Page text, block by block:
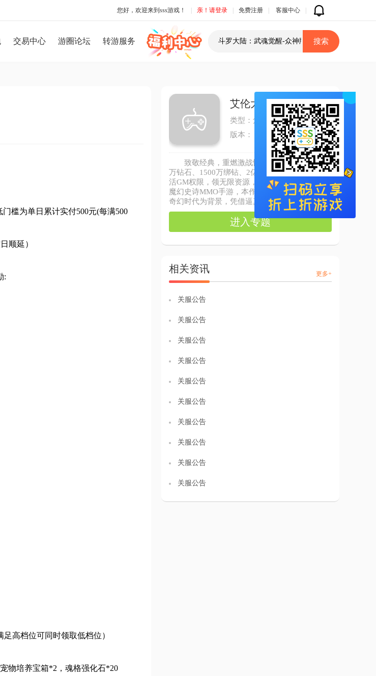
您好，欢迎来到sss游戏！ 亲！请登录 免费注册 客服中心
交易中心 游圈论坛 转游服务
槛为单日累计实付500元(每满500
顺延）
:
高档位可同时领取低档位）
物培养宝箱*2，魂格强化石*20
艾伦大陆（0.05折暗夜传说）
类型：角色扮演
版本：
致敬经典，重燃激战情怀！上线满V，1500
万钻石、1500万绑钻、2亿银币、海量材料，激
活GM权限，领无限资源，作为致敬经典的西方
魔幻史诗MMO手游，本作以巫女与骑士并存的
奇幻时代为背景，凭借逼真画质还原恢弘魔幻秘
境。宠物养成、血盟集结、种植玩法等多维玩法
交织，幽冥地宫探险、战神殿竞技等核心副本复
刻端游精髓，搭配炫酷劲爆的技能特效与爽快打
进入专题
相关资讯 更多+
关服公告
关服公告
关服公告
关服公告
关服公告
关服公告
关服公告
关服公告
关服公告
关服公告